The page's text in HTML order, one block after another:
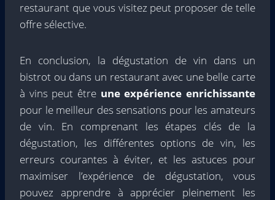
restaurant que vous visitez peut proposer de telle
offre sélective.
En conclusion, la dégustation de vin dans un
bistrot ou dans un restaurant avec une belle carte
à vins peut être une expérience enrichissante
pour le meilleur des sensations pour les amateurs
de vin. En comprenant les étapes clés de la
dégustation, les différentes options de vin, les
erreurs courantes à éviter, et les astuces pour
maximiser l’expérience de dégustation, vous
pouvez apprendre à apprécier pleinement les